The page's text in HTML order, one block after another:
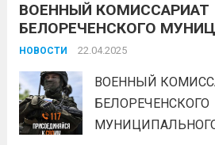
объектов
федерального
комфортной
национального
Всероссийское
пройдет с 21 апреля
ВОЕННЫЙ КОМИССАРИАТ
БЕЛОРЕЧЕНСКОГО
РАЙОНА ОСУЩЕСТВЛЯЕТ
ГРАЖДАН МУЖСКОГО
ОТ 18 ДО 65 ЛЕТ
НОВОСТИ 22.04.2025
ВОЕННЫЙ
БЕЛОРЕЧЕНСКОГО